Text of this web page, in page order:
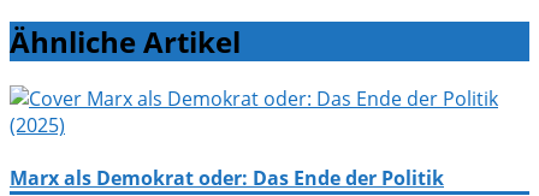
Ähnliche Artikel
Marx als Demokrat oder: Das Ende der Politik